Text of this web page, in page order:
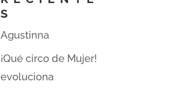
S
Agustinna
¡Qué circo de Mujer!
evoluciona